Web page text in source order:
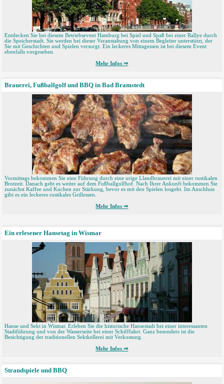
Entdecken Sie bei diesem Betriebsevent Hamburg bei Spiel und Spaß bei einer Rallye durch
die Speicherstadt. Sie werden bei dieser Veranstaltung von einem Begleiter unterstützt, der
Sie mit Geschichten und Spielen versorgt. Ein leckeres Mittagessen ist bei diesem Event
ebenfalls vorgesehen.
Mehr Infos ⇒
Brauerei, Fußballgolf und BBQ in Bad Bramstedt
Vormittags bekommen Sie eine Führung durch eine urige Llandbrauerei mit einer rustikalen
Brotzeit. Danach geht es weiter auf dem Fußballgolfhof. Nach Ihrer Ankunft bekommen Sie
zunächst Kaffee und Kuchen zur Stärkung, bevor es mit den Spielen losgeht. Im Anschluss
gibt es ein leckeres rustikales Grillessen.
Mehr Infos ⇒
Ein erlesener Hansetag in Wismar
Hanse und Sekt in Wismar. Erleben Sie die historische Hansestadt bei einer interessanten
Stadtführung und von der Wasserseite bei einer Schifffahrt. Ganz besonders ist die
Besichtigung der traditionellen Sektkellerei mit Verkostung.
Mehr Infos ⇒
Strandspiele und BBQ